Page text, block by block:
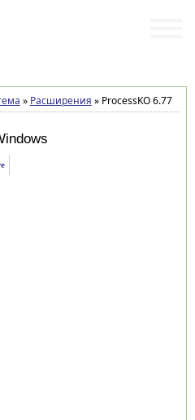
» Расширения »ProcessKO 6.77